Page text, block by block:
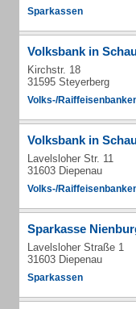
Sparkassen
Volksbank in
Kirchstr. 18
31595 Steyerberg
Volks-/
Volksbank in
Lavelsloher Str. 11
31603 Diepenau
Volks-/
Sparkasse
Lavelsloher Straße 1
31603 Diepenau
Sparkassen